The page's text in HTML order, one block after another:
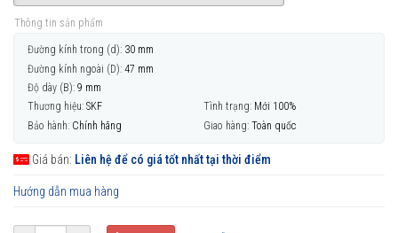
Thông tin sản phẩm
Đường kính trong (d): 30 mm
Đường kính ngoài (D): 47 mm
Độ dày (B): 9 mm
Thương hiệu: SKF Tình trạng: Mới 100%
Bảo hành: Chính hãng Giao hàng: Toàn quốc
Giá bán: Liên hệ để có giá tốt nhất tại thời điểm
Hướng dẫn mua hàng